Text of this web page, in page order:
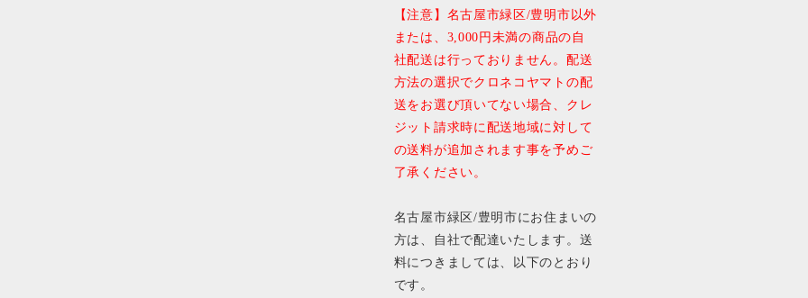
【注意】名古屋市緑区/豊明市以外
または、3,000円未満の商品の自
社配送は行っておりません。配送
方法の選択でクロネコヤマトの配
送をお選び頂いてない場合、クレ
ジット請求時に配送地域に対して
の送料が追加されます事を予めご
了承ください。
名古屋市緑区/豊明市にお住まいの
方は、自社で配達いたします。送
料につきましては、以下のとおり
です。